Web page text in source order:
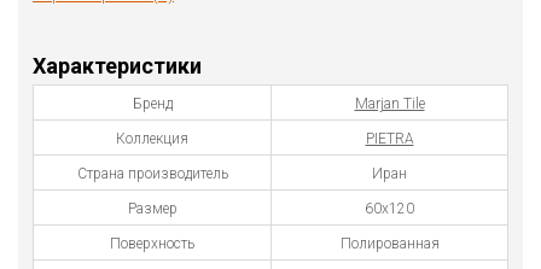
Характеристики
Бренд Marjan Tile
Коллекция PIETRA
Страна производитель Иран
Размер 60x120
Поверхность Полированная